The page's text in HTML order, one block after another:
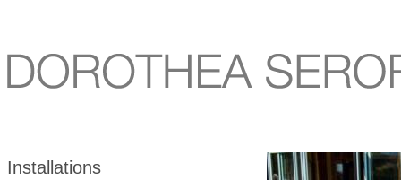
Installations